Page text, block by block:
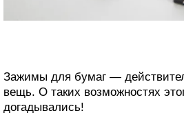
Зажимы для бумаг —
вещь. О таких возможностях
догадывались!